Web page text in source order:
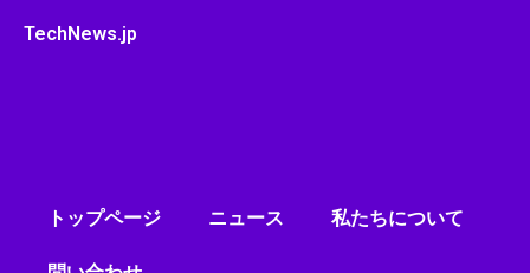
TechNews.jp
トップページ ニュース 私たちについて